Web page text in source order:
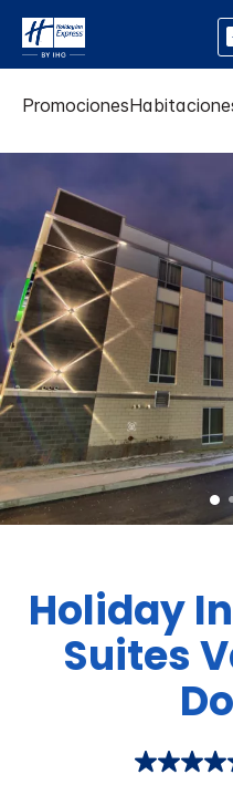
Promociones
Holiday
Suites